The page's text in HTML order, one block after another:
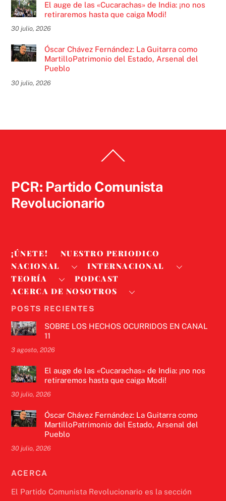
El auge de las «Cucarachas» de India: ¡no nos
retiraremos hasta que caiga Modi!
30 julio, 2026
Óscar Chávez Fernández: La Guitarra como
MartilloPatrimonio del Estado, Arsenal del
Pueblo
30 julio, 2026
To
PCR: Partido Comunista
Revolucionario
¡ÚNETE!
NUESTRO PERIODICO
NACIONAL
INTERNACIONAL
TEORÍA
PODCAST
ACERCA DE NOSOTROS
POSTS RECIENTES
SOBRE LOS HECHOS OCURRIDOS EN CANAL
11
3 agosto, 2026
El auge de las «Cucarachas» de India: ¡no nos
retiraremos hasta que caiga Modi!
30 julio, 2026
Óscar Chávez Fernández: La Guitarra como
MartilloPatrimonio del Estado, Arsenal del
Pueblo
30 julio, 2026
ACERCA
El Partido Comunista Revolucionario es la sección